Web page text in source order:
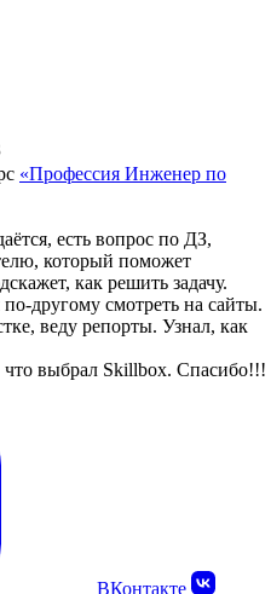
«Профессия Инженер по
есть вопрос по ДЗ,
который поможет
как решить задачу.
другому смотреть на сайты.
веду репорты. Узнал, как
выбрал Skillbox. Спасибо!!!
ВКонтакте